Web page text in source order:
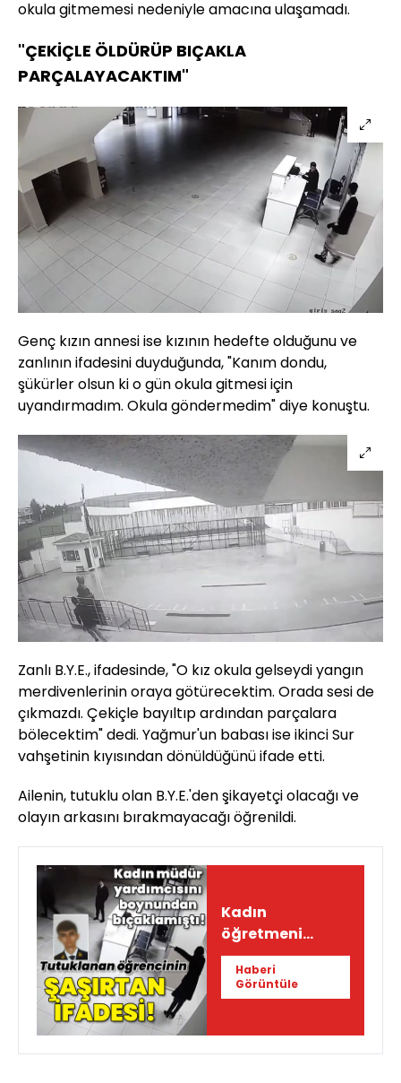
okula gitmemesi nedeniyle amacına ulaşamadı.
"ÇEKİÇLE ÖLDÜRÜP BIÇAKLA
PARÇALAYACAKTIM"
Genç kızın annesi ise kızının hedefte olduğunu ve
zanlının ifadesini duyduğunda, "Kanım dondu,
şükürler olsun ki o gün okula gitmesi için
uyandırmadım. Okula göndermedim" diye konuştu.
Zanlı B.Y.E., ifadesinde, "O kız okula gelseydi yangın
merdivenlerinin oraya götürecektim. Orada sesi de
çıkmazdı. Çekiçle bayıltıp ardından parçalara
bölecektim" dedi. Yağmur'un babası ise ikinci Sur
vahşetinin kıyısından dönüldüğünü ifade etti.
Ailenin, tutuklu olan B.Y.E.'den şikayetçi olacağı ve
olayın arkasını bırakmayacağı öğrenildi.
Kadın
öğretmeni
boynundan
bıçaklamıştı!
İşte öğrencinin
Haberi
Görüntüle